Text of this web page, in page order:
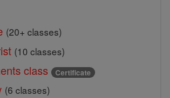
(20+ classes)
(10 classes)
class Certificate
(6 classes)